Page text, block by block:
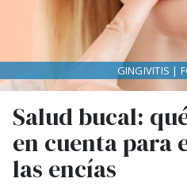
Salud bucal:
en cuenta para
las encías
GINGIVITIS |